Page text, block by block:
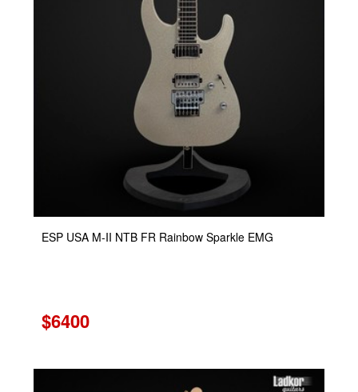
ESP USA M-II NTB FR Rainbow Sparkle EMG
$6400